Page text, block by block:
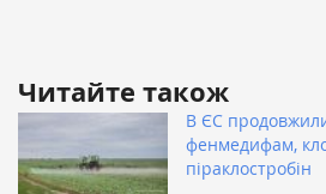
Читайте також
В ЄС
фенмедифам,
піраклостробін